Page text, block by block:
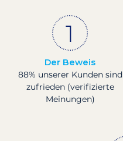
Der Beweis
88% unserer Kunden sind
zufrieden (verifizierte
Meinungen)